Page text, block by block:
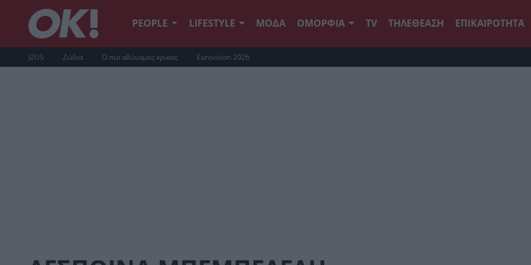
PEOPLE LIFESTYLE ΜΟΔΑ ΟΜΟΡΦΙΑ TV ΤΗΛΕΘΕΑΣΗ ΕΠΙΚΑΙΡΟΤΗΤΑ
J2US Ζώδια Ο πιο αδύναμος κρίκος Eurovision 2026